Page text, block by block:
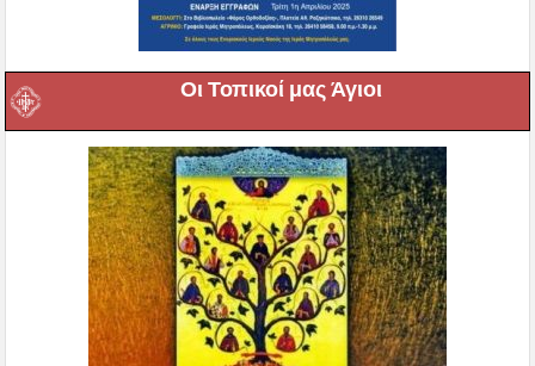
Οι Τοπικοί μας Άγιοι